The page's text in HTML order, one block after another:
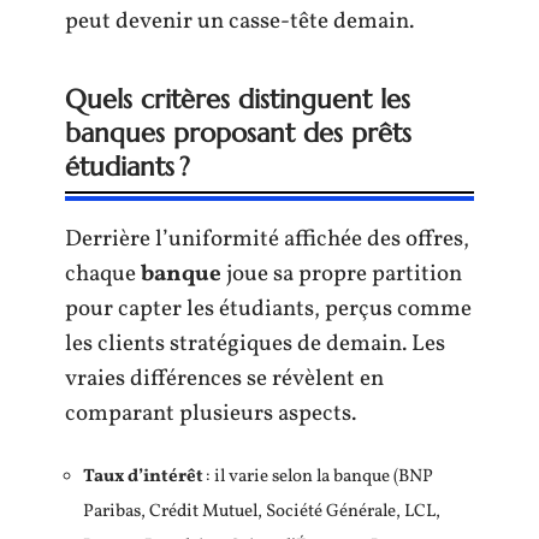
peut devenir un casse-tête demain.
Quels critères distinguent les
banques proposant des prêts
étudiants ?
Derrière l’uniformité affichée des offres,
chaquebanquejoue sa propre partition
pour capter les étudiants, perçus comme
les clients stratégiques de demain. Les
vraies différences se révèlent en
comparant plusieurs aspects.
Taux d’intérêt: il varie selon la banque (BNP
Paribas, Crédit Mutuel, Société Générale, LCL,